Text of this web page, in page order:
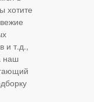
хотите
и т.д.,
наш